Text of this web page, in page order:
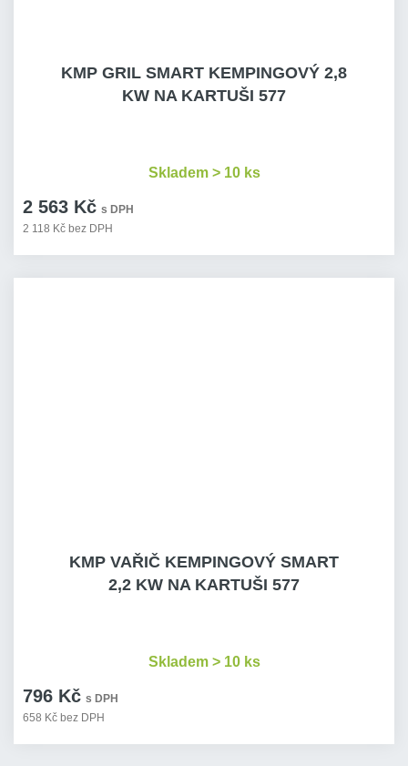
KMP GRIL SMART KEMPINGOVÝ 2,8
KW NA KARTUŠI 577
2 563 Kč s DPH
2 118 Kč bez DPH
Skladem > 10 ks
KMP VAŘIČ KEMPINGOVÝ SMART
2,2 KW NA KARTUŠI 577
796 Kč s DPH
658 Kč bez DPH
Skladem > 10 ks